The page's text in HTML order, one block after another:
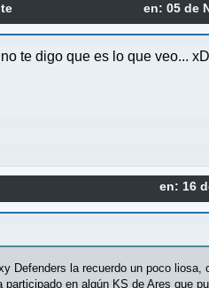
en: 05 de
te digo que es lo que veo...
en: 16
Defenders la recuerdo un poco liosa,
en algún KS de Ares que